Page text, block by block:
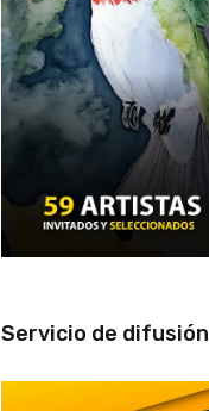
Servicio de difusión